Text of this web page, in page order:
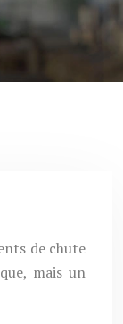
de chute
mais un